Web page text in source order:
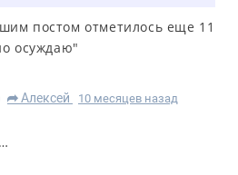
постом отметилось еще 11
осуждаю"
R Алексей 10 месяцев назад